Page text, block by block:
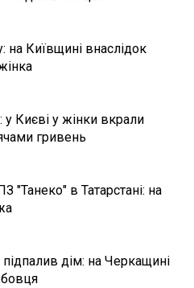
на Київщині внаслідок
у Києві у жінки вкрали
гривень
"Танеко" в Татарстані: на
дім: на Черкащині